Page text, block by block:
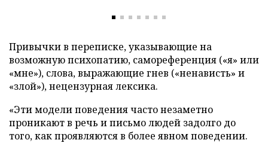
Привычки в переписке, указывающие на
возможную психопатию, самореференция («я» или
«мне»), слова, выражающие гнев («ненависть» и
«злой»), нецензурная лексика.
«Эти модели поведения часто незаметно
проникают в речь и письмо людей задолго до
того, как проявляются в более явном поведении.